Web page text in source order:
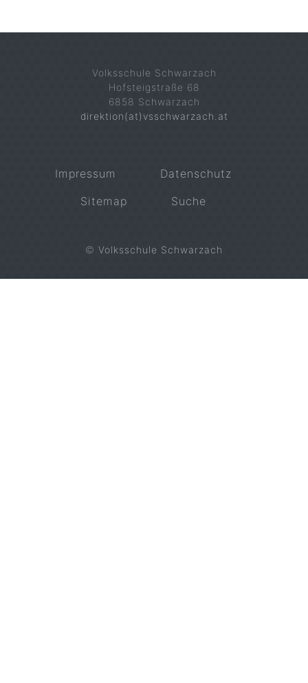
Volksschule Schwarzach
Hofsteigstraße 68
6858 Schwarzach
direktion(at)vsschwarzach.at
Impressum
Datenschutz
Sitemap
Suche
© Volksschule Schwarzach